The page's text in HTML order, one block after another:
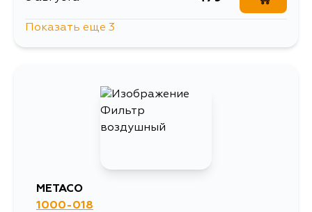
Показать еще 3
METACO
1000-018